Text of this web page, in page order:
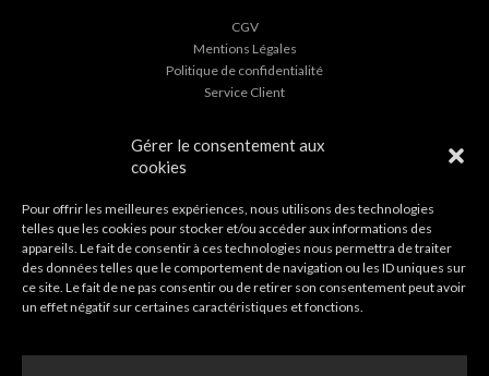
Gérer le consentement aux
cookies
Pour offrir les meilleures expériences, nous utilisons des technologies
telles que les cookies pour stocker et/ou accéder aux informations des
appareils. Le fait de consentir à ces technologies nous permettra de traiter
des données telles que le comportement de navigation ou les ID uniques sur
ce site. Le fait de ne pas consentir ou de retirer son consentement peut avoir
un effet négatif sur certaines caractéristiques et fonctions.
CGV
Mentions Légales
Politique de confidentialité
Service Client
INSCRIVEZ-VOUS À NOTRE NEWSLETTER
S'INSCRIRE